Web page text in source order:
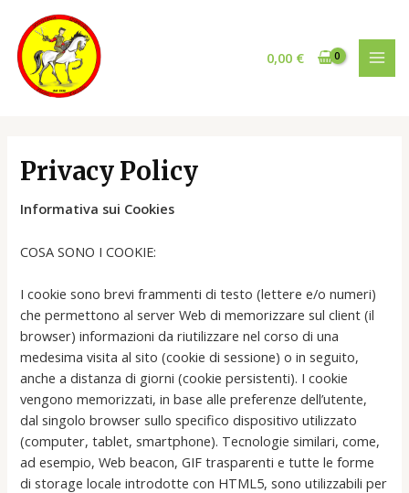
contenuto
0,00 €
Privacy Policy
Informativa sui Cookies
COSA SONO I COOKIE:
I cookie sono brevi frammenti di testo (lettere e/o numeri)
che permettono al server Web di memorizzare sul client (il
browser) informazioni da riutilizzare nel corso di una
medesima visita al sito (cookie di sessione) o in seguito,
anche a distanza di giorni (cookie persistenti). I cookie
vengono memorizzati, in base alle preferenze dell’utente,
dal singolo browser sullo specifico dispositivo utilizzato
(computer, tablet, smartphone). Tecnologie similari, come,
ad esempio, Web beacon, GIF trasparenti e tutte le forme
di storage locale introdotte con HTML5, sono utilizzabili per